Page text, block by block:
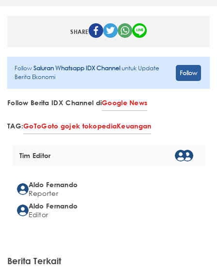
SHARE
FollowSaluran Whatsapp IDX Channeluntuk Update
Berita Ekonomi
Follow
Follow Berita IDX Channel diGoogle News
TAG:GoToGoto gojek tokopediaKeuangan
Tim Editor
Aldo Fernando
Reporter
Aldo Fernando
Editor
Berita Terkait